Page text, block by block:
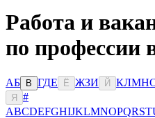
Работа и
по профессии
АБ В ГДЕ Ё ЖЗИ Й КЛМН
Я
#
ABCDEFGHIJKLMNOPQRST